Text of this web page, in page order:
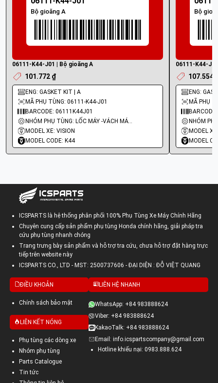
Bộ gioăng A
06111-K44-J01 | Bộ gioăng A
101.772 ₫
ENG: GASKET KIT | A
MÃ PHỤ TÙNG: 06111-K44-J01
BARCODE: 06111K44J01
NHÓM PHỤ TÙNG: LỐC MÁY -VÁCH MÁY - GIOĂNG MÁY
MODEL XE: VISION
MODEL CODE: K44
Bộ
06111-K44-
107.554
ENG:
MÃ PHỤ
MODEL
MODEL
ICSPARTS là hệ thống phân phối 100% Phụ Tùng Xe Máy Chính Hãng
Chuyên cung cấp sản phẩm phụ tùng Honda chính hãng, giải pháp tra
cứu phụ tùng nhanh chóng
Trang trưng bày sản phẩm và hỗ trợ tra cứu, chưa hỗ trợ đặt hàng trực
tiếp trên website này
ICSPARTS CO., LTD - MST: 2500737606 - ĐẠI DIỆN : ĐỖ VIỆT QUANG
ĐIỀU KHOẢN
Chính sách bảo mật
LIÊN KẾT NÓNG
Phụ tùng các dòng xe
Nhóm phụ tùng
Parts Catalogue
Tin tức
LIÊN HỆ NHANH
WhatsApp: +84 983888624
Viber: +84 983888624
KakaoTalk: +84 983888624
Email: info.icspartscompany@gmail.com
Hotline khiếu nại: 0983.888.624